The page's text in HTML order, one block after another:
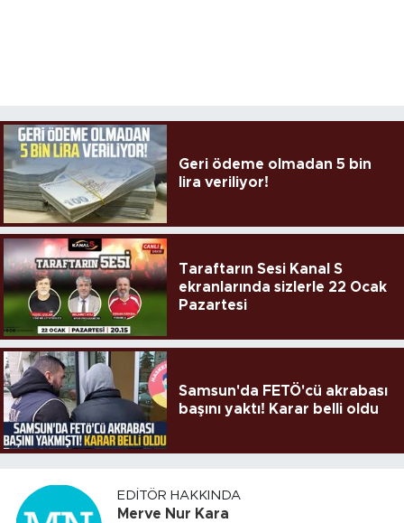
Geri ödeme olmadan 5 bin
lira veriliyor!
Taraftarın Sesi Kanal S
ekranlarında sizlerle 22 Ocak
Pazartesi
Samsun'da FETÖ'cü akrabası
başını yaktı! Karar belli oldu
EDITÖR HAKKINDA
Merve Nur Kara